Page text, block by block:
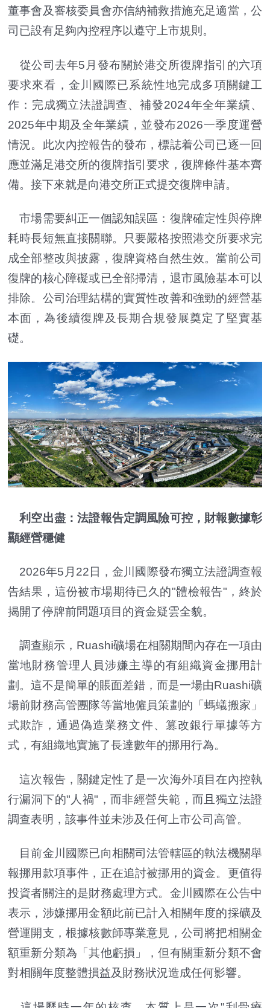
董事會及審核委員會亦信納補救措施充足適當，公
司已設有足夠內控程序以遵守上市規則。
從公司去年5月發布關於港交所復牌指引的六項
要求來看，金川國際已系統性地完成多項關鍵工
作：完成獨立法證調查、補發2024年全年業績、
2025年中期及全年業績，並發布2026一季度運營
情況。此次內控報告的發布，標誌着公司已逐一回
應並滿足港交所的復牌指引要求，復牌條件基本齊
備。接下來就是向港交所正式提交復牌申請。
市場需要糾正一個認知誤區：復牌確定性與停牌
耗時長短無直接關聯。只要嚴格按照港交所要求完
成全部整改與披露，復牌資格自然生效。當前公司
復牌的核心障礙或已全部掃清，退市風險基本可以
排除。公司治理結構的實質性改善和強勁的經營基
本面，為後續復牌及長期合規發展奠定了堅實基
礎。
利空出盡：法證報告定調風險可控，財報數據彰
顯經營穩健
2026年5月22日，金川國際發布獨立法證調查報
告結果，這份被市場期待已久的"體檢報告"，終於
揭開了停牌前問題項目的資金疑雲全貌。
調查顯示，Ruashi礦場在相關期間內存在一項由
當地財務管理人員涉嫌主導的有組織資金挪用計
劃。這不是簡單的賬面差錯，而是一場由Ruashi礦
場前財務高管團隊等當地僱員策劃的「螞蟻搬家」
式欺詐，通過偽造業務文件、篡改銀行單據等方
式，有組織地實施了長達數年的挪用行為。
這次報告，關鍵定性了是一次海外項目在內控執
行漏洞下的"人禍"，而非經營失範，而且獨立法證
調查表明，該事件並未涉及任何上市公司高管。
目前金川國際已向相關司法管轄區的執法機關舉
報挪用款項事件，正在追討被挪用的資金。更值得
投資者關注的是財務處理方式。金川國際在公告中
表示，涉嫌挪用金額此前已計入相關年度的採礦及
營運開支，根據核數師專業意見，公司將把相關金
額重新分類為「其他虧損」，但有關重新分類不會
對相關年度整體損益及財務狀況造成任何影響。